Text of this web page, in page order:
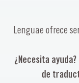
Lenguae ofrece
¿Necesita
de